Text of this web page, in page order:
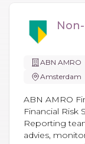
ABN AMRO
Amsterdam
ABN AMRO
Financial Risk
Reporting
advies,